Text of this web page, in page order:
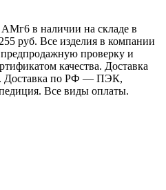
в наличии на складе в
руб. Все изделия в компании
проверку и
качества. Доставка
Доставка по РФ — ПЭК,
Все виды оплаты.